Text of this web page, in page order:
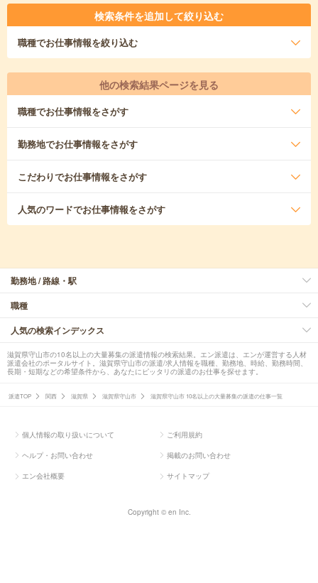
検索条件を追加して絞り込む
職種でお仕事情報を絞り込む
他の検索結果ページを見る
職種でお仕事情報をさがす
勤務地でお仕事情報をさがす
こだわりでお仕事情報をさがす
人気のワードでお仕事情報をさがす
勤務地 / 路線・駅
職種
人気の検索インデックス
滋賀県守山市の10名以上の大量募集の派遣情報の検索結果。エン派遣は、エンが運営する人材
派遣会社のポータルサイト。滋賀県守山市の派遣/求人情報を職種、勤務地、時給、勤務時間、
長期・短期などの希望条件から、あなたにピッタリの派遣のお仕事を探せます。
派遣TOP 関西 滋賀県 滋賀県守山市 滋賀県守山市 10名以上の大量募集の派遣の仕事一覧
個人情報の取り扱いについて ご利用規約
ヘルプ・お問い合わせ 掲載のお問い合わせ
エン会社概要 サイトマップ
Copyright © en Inc.